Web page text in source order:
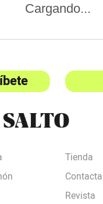
Cargando...
Tienda
Contacta
Revista